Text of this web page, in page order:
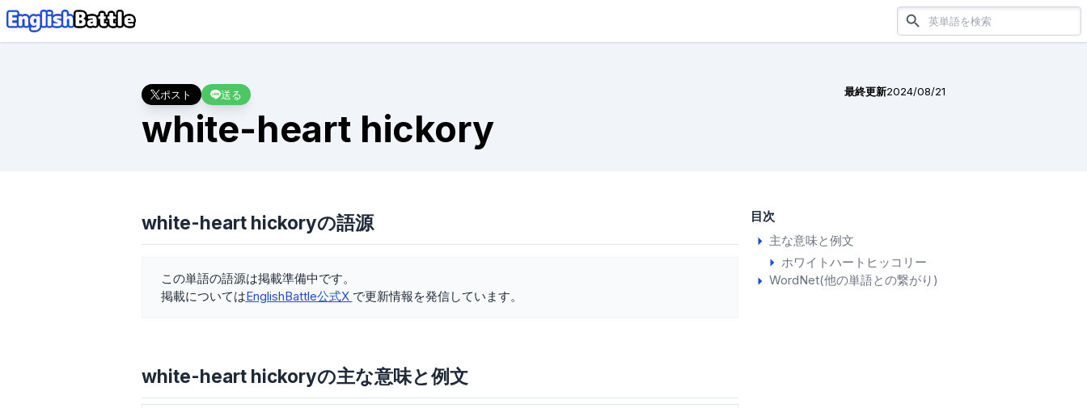
ポスト 送る 最終更新2024/08/21
white-heart hickory
目次
主な意味と例文
ホワイトハートヒッコリー
WordNet(他の単語との繋がり)
white-heart hickoryの語源
この単語の語源は掲載準備中です。
掲載についてはEnglishBattle公式X で更新情報を発信しています。
white-heart hickoryの主な意味と例文